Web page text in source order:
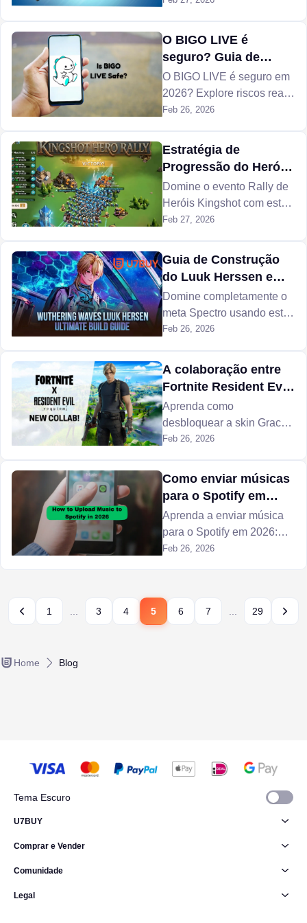
de movimentação, grandes
colaborações e mudanças
na jogabilidade que
chegarão em breve.
O BIGO LIVE é
seguro? Guia de
segurança completo
para usuários
O BIGO LIVE é seguro em
2026? Explore riscos reais,
golpes, questões de
de moderação para avaliar
se é seguro para adultos e
crianças.
Feb 26, 2026
Estratégia de
Progressão do Herói
Kingshot no Ultimate
Domine o evento Rally de
Heróis Kingshot com esta
estratégia de progressão
Pontos de Caminho,
Caminho da Honra e
Feb 27, 2026
Guia de Construção
do Luuk Herssen em
Wuthering Waves
Domine completamente o
meta Spectro usando este
guia de construção de elite
visando o máximo dano
Feb 26, 2026
A colaboração entre
Fortnite Resident Evil
traz a skin da Grace
Ashcroft
Aprenda como
desbloquear a skin Grace
Ashcroft no Fortnite.
lançamento e detalhes da
colaboração com Resident
Evil Requiem hoje mesmo.
Feb 26, 2026
Como enviar músicas
para o Spotify em
2026
Aprenda a enviar música
para o Spotify em 2026:
lance músicas por
pessoais de forma privada
usando arquivos locais.
Feb 26, 2026
1 3 4 5 6 7 29
Home Blog
Tema Escuro
U7BUY
Comprar e Vender
Comunidade
Legal